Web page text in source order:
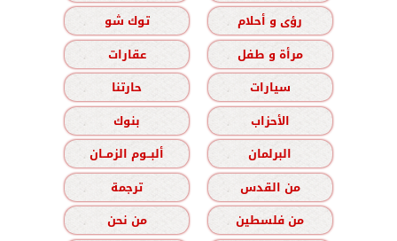
رؤى و أحلام
توك شو
مرأة و طفل
عقارات
سيارات
حارتنا
الأحزاب
بنوك
البرلمان
ألبــوم الزمــان
من القدس
ترجمة
من فلسطين
من نحن